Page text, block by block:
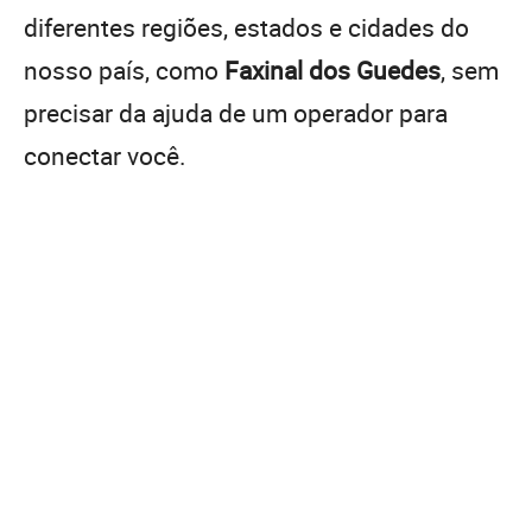
diferentes regiões, estados e cidades do
nosso país, como Faxinal dos Guedes, sem
precisar da ajuda de um operador para
conectar você.